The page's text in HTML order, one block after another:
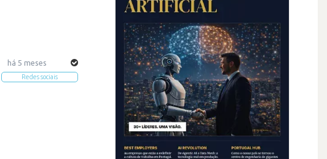
há 5 meses
Redes sociais